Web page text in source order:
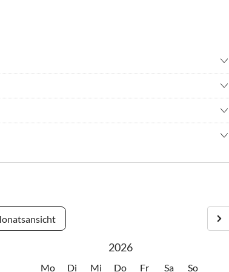
• Mountainbiking
spannenden Geschichten von Hanni hören.
Biertan, ca 4 km nach Richis - 20 km
2026
Mo Di Mi Do Fr Sa So